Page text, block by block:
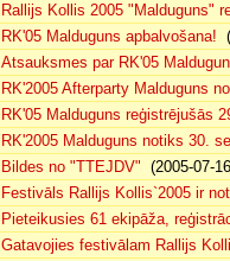
Rallijs Kollis 2005 "Malduguns"
RK'05 Malduguns apbalvošana!
Atsauksmes par RK'05
RK'2005 Afterparty Malduguns
RK'05 Malduguns reģistrējušās
RK'2005 Malduguns notiks 30.
Bildes no "TTEJDV" (2005-07-
Festivāls Rallijs Kollis`2005 ir
Pieteikusies 61 ekipāža,
Gatavojies festivālam Rallijs